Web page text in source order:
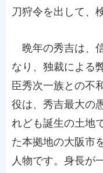
刀狩令を出して、
晩年の秀吉は、
なり、独裁による
臣秀次一族との不
役は、秀吉最大の
れども誕生の土地
た本拠地の大阪市
人物です。身長が